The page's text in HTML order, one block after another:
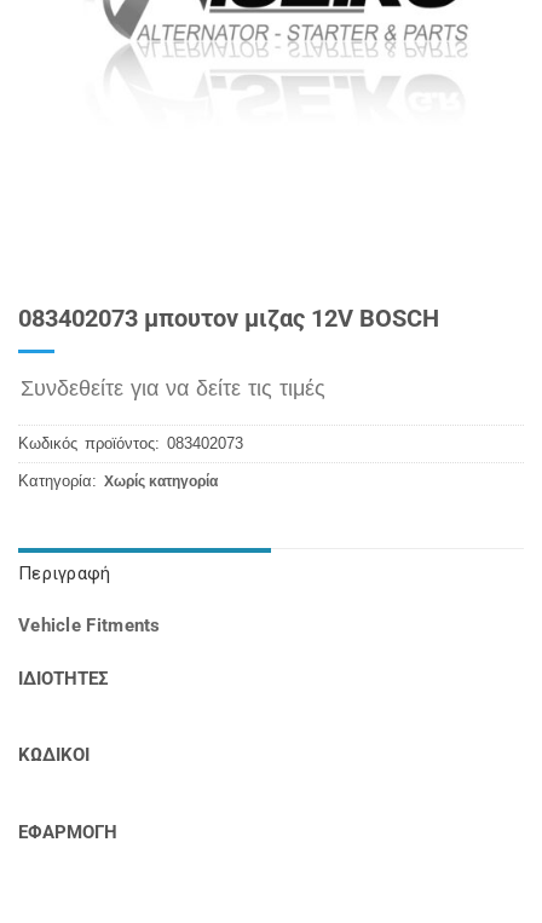
083402073 μπουτον μιζας 12V BOSCH
Συνδεθείτε για να δείτε τις τιμές
Κωδικός προϊόντος: 083402073
Κατηγορία: Χωρίς κατηγορία
Περιγραφή
Vehicle Fitments
ΙΔΙΟΤΗΤΕΣ
ΚΩΔΙΚΟΙ
ΕΦΑΡΜΟΓΗ